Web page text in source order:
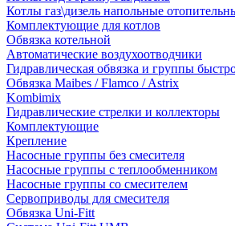
Котлы газ\дизель напольные
Комплектующие для котлов
Обвязка котельной
Автоматические воздухоотводчики
Гидравлическая обвязка и группы
Обвязка Maibes / Flamco / Astrix
Kombimix
Гидравлические стрелки и коллекторы
Комплектующие
Крепление
Насосные группы без смесителя
Насосные группы с теплообменником
Насосные группы со смесителем
Сервоприводы для смесителя
Обвязка Uni-Fitt